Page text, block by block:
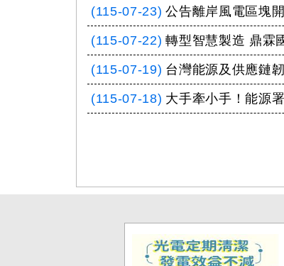
(115-07-23)
(115-07-22)
(115-07-19)
(115-07-18) 大手牽小手！能源